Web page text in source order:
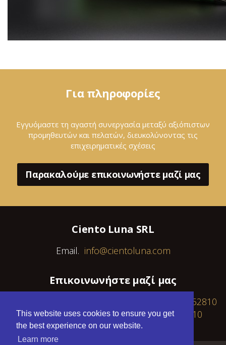
This website uses cookies to ensure you get
the best experience on our website.
Learn more
Για πληροφορίες
Εγγυόμαστε τη αγαστή συνεργασία μεταξύ αξιόπιστων
προμηθευτών και πελατών, διευκολύνοντας τις
επιχειρηματικές σχέσεις
Παρακαλούμε επικοινωνήστε μαζί μας
Ciento Luna SRL
Email. info@cientoluna.com
Επικοινωνήστε μαζί μας
Fixed: +30 2168095372 / Cell: GR +30 6940 452810
/ RO +40 739 643 882 / PL +48 577 170 010